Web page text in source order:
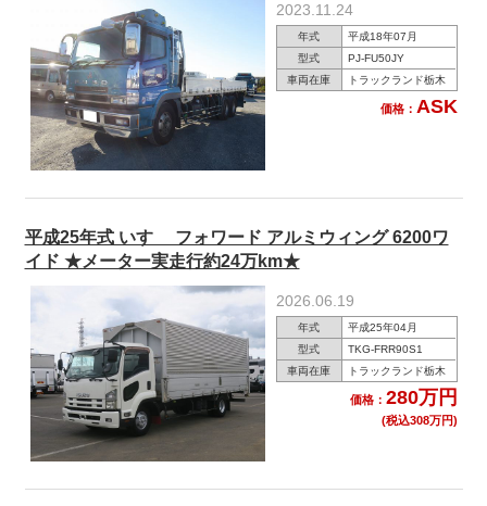
2023.11.24
年式
平成18年07月
型式
PJ-FU50JY
車両在庫
トラックランド栃木
価格： ASK
平成25年式 いすゞ フォワード アルミウィング 6200ワ
イド ★メーター実走行約24万km★
2026.06.19
年式
平成25年04月
型式
TKG-FRR90S1
車両在庫
トラックランド栃木
価格： 280万円
(税込308万円)